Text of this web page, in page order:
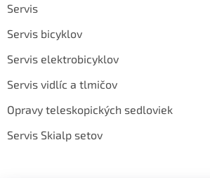
Servis
Servis bicyklov
Servis elektrobicyklov
Servis vidlíc a tlmičov
Opravy teleskopických sedloviek
Servis Skialp setov